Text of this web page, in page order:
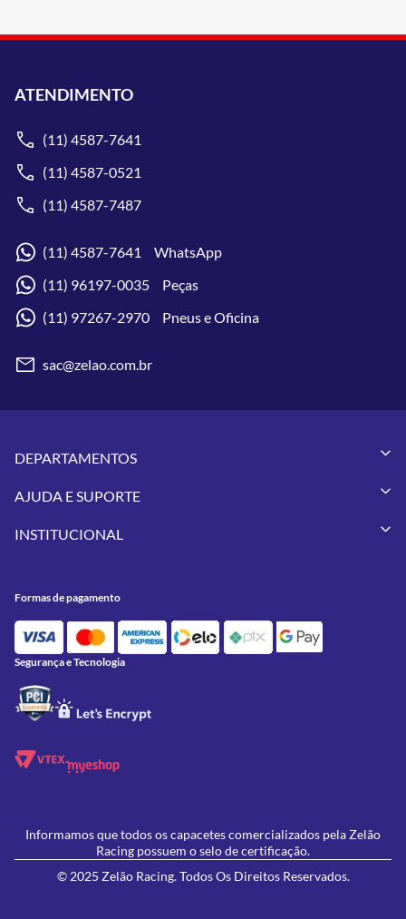
ATENDIMENTO
(11) 4587-7641
(11) 4587-0521
(11) 4587-7487
(11) 4587-7641 WhatsApp
(11) 96197-0035 Peças
(11) 97267-2970 Pneus e Oficina
sac@zelao.com.br
DEPARTAMENTOS
Vestuários
Pneus
Utilidades
Feminino
Lançamentos
AJUDA E SUPORTE
Meus Pedidos
Política de Privacidade
Política de Campanhas e promoções
INSTITUCIONAL
Contato
Oficina/Serviços
Formas de pagamento
Segurança e Tecnologia
Informamos que todos os capacetes comercializados pela Zelão
Racing possuem o selo de certificação.
© 2025 Zelão Racing. Todos Os Direitos Reservados.